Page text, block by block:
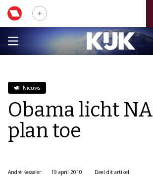
Nieuws
Obama licht
plan toe
André Kesseler
19 april 2010
Deel dit artikel: